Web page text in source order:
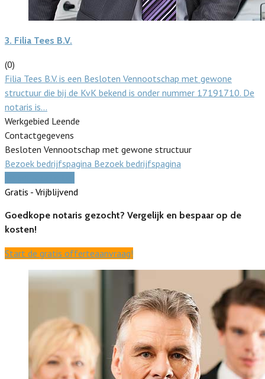
3. Filia Tees B.V.
(0)
Filia Tees B.V. is een Besloten Vennootschap met gewone
structuur die bij de KvK bekend is onder nummer 17191710. De
notaris is…
Werkgebied Leende
Contactgegevens
Besloten Vennootschap met gewone structuur
Bezoek bedrijfspagina Bezoek bedrijfspagina
Gratis - Vrijblijvend
Goedkope notaris gezocht? Vergelijk en bespaar op de
kosten!
Start de gratis offerteaanvraag!